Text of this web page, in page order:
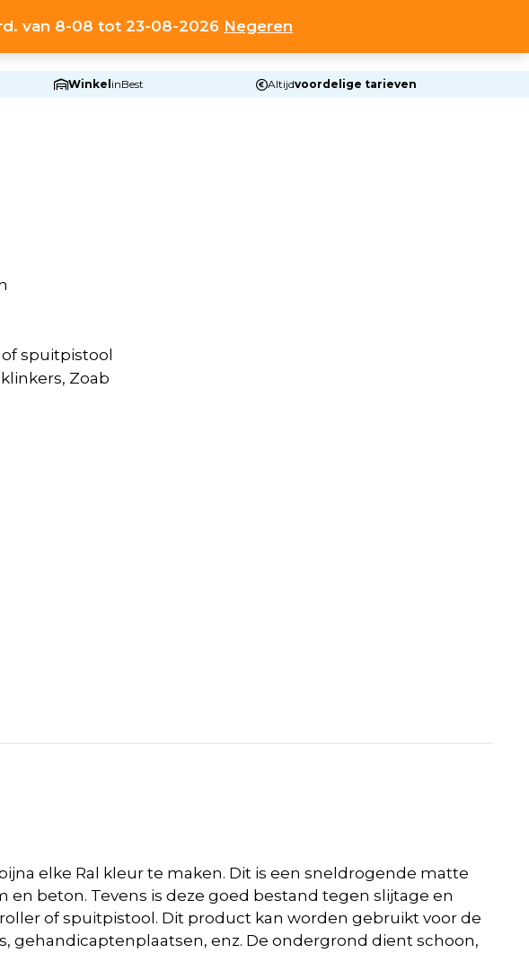
van 8-08 tot 23-08-2026 Negeren
HOME SHOP OVER ONS
Winkel inBest Altijdvoordelige tarieven
spuitpistool
Zoab
elke Ral kleur te maken. Dit is een sneldrogende matte
beton. Tevens is deze goed bestand tegen slijtage en
of spuitpistool. Dit product kan worden gebruikt voor de
gehandicaptenplaatsen, enz. De ondergrond dient schoon,